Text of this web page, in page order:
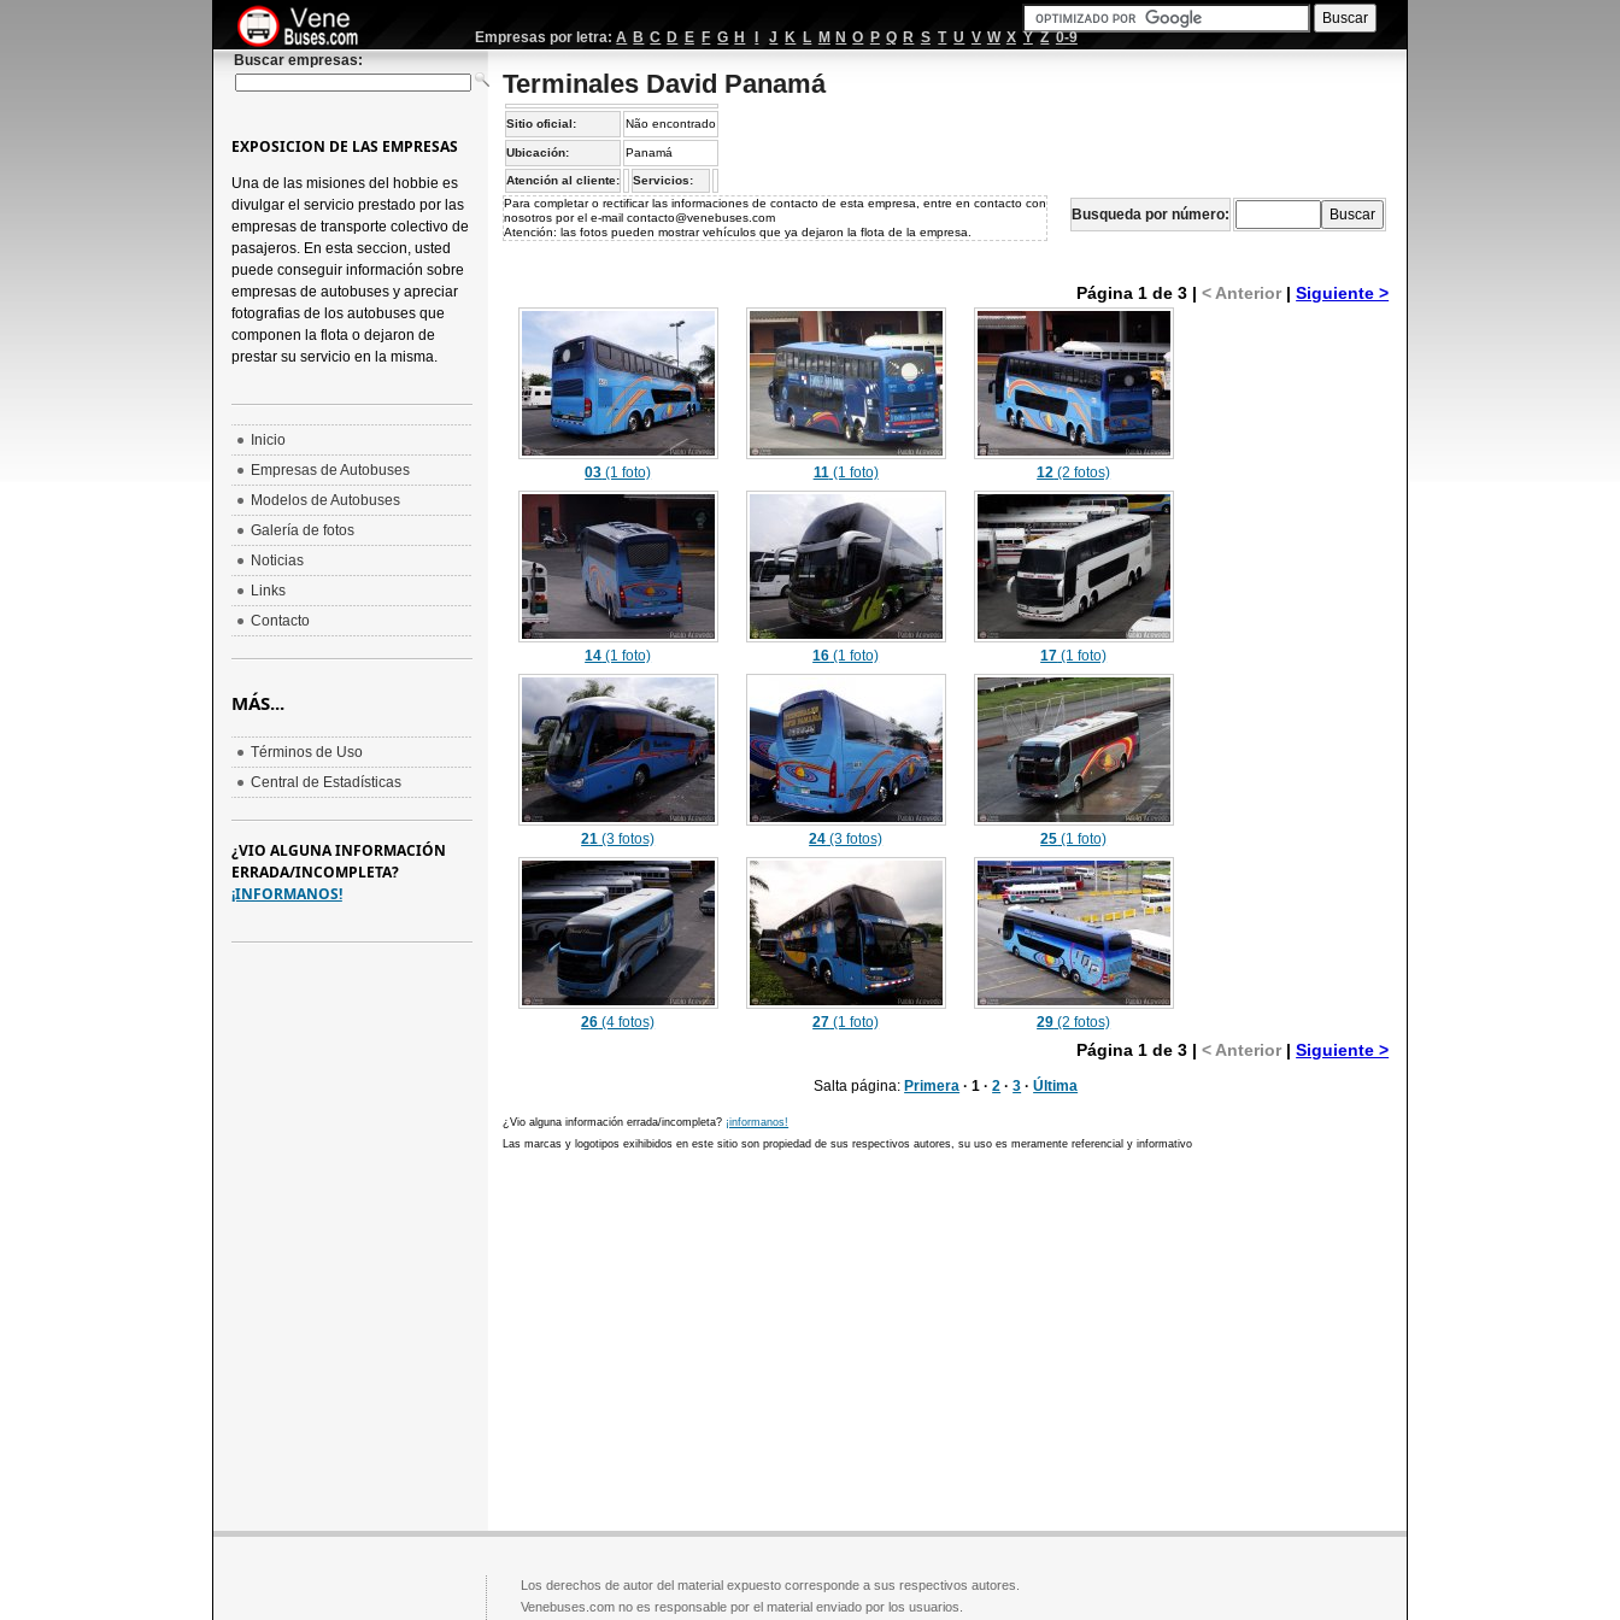
Empresas por letra: A B C D E F G H J K L M N O P Q R S T U V W X Y Z 0-9
Buscar empresas:
Terminales David Panamá
Sitio oficial: Não encontrado
Ubicación: Panamá
Atención al cliente:
Servicios:
Para completar o rectificar las informaciones de contacto de esta empresa, entre en contacto con
nosotros por el e-mailcontacto@venebuses.com
Atención: las fotos pueden mostrar vehículos que ya dejaron la flota de la empresa.
Busqueda por número:
Página 1 de 3 |< Anterior|Siguiente >
03 (1 foto) 11(1 foto) 12 (2 fotos)
14 (1 foto) 16 (1 foto) 17 (1 foto)
21 (3 fotos) 24 (3 fotos) 25 (1 foto)
26 (4 fotos) 27 (1 foto) 29 (2 fotos)
Página 1 de 3 |< Anterior|Siguiente >
Salta página: Primera · 1 ·2 ·3 ·Última
¿Vio alguna información errada/incompleta? ¡informanos!
Las marcas y logotipos exihibidos en este sitio son propiedad de sus respectivos autores, su uso es meramente referencial y informativo
EXPOSICION DE LAS EMPRESAS
Una de las misiones del hobbie es
divulgar el servicio prestado por las
empresas de transporte colectivo de
pasajeros. En esta seccion, usted
puede conseguir información sobre
empresas de autobuses y apreciar
fotografias de los autobuses que
componen la flota o dejaron de
prestar su servicio en la misma.
Inicio
Empresas de Autobuses
Modelos de Autobuses
Galería de fotos
Noticias
Links
Contacto
MÁS...
Términos de Uso
Central de Estadísticas
¿VIO ALGUNA INFORMACIÓN
ERRADA/INCOMPLETA?
¡INFORMANOS!
Los derechos de autor del material expuesto corresponde a sus respectivos autores.
Venebuses.com no es responsable por el material enviado por los usuarios.